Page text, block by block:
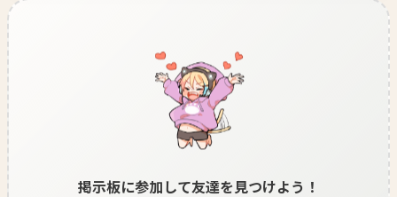
掲示板に参加して友達を見つけよう！